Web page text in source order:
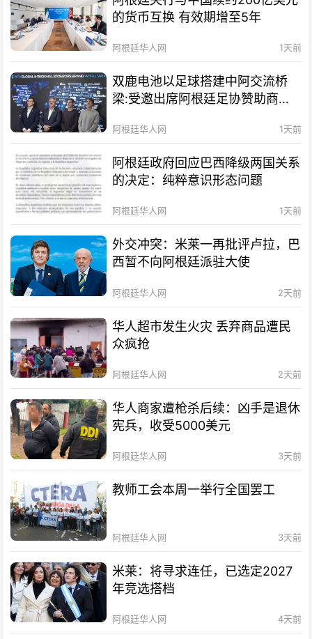
的货币互换 有效期增至5年
阿根廷华人网 1天前
双鹿电池以足球搭建中阿交流桥
梁:受邀出席阿根廷足协赞助商招
阿根廷华人网 1天前
阿根廷政府回应巴西降级两国关系
的决定：纯粹意识形态问题
阿根廷华人网 1天前
外交冲突：米莱一再批评卢拉，巴
西暂不向阿根廷派驻大使
阿根廷华人网 2天前
华人超市发生火灾 丢弃商品遭民
众疯抢
阿根廷华人网 2天前
华人商家遭枪杀后续：凶手是退休
宪兵，收受5000美元
阿根廷华人网 3天前
教师工会本周一举行全国罢工
阿根廷华人网 3天前
米莱：将寻求连任，已选定2027
年竞选搭档
阿根廷华人网 4天前